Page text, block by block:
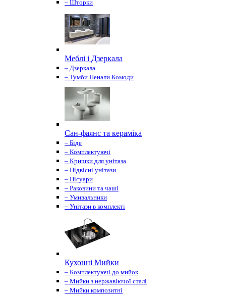
– Шторки
Меблі і Дзеркала
– Дзеркала
– Тумби Пенали Комоди
Сан-фаянс та кераміка
– Біде
– Комплектуючі
– Кришки для унітаза
– Підвісні унітази
– Пісуари
– Раковини та чаші
– Умивальники
– Унітази в комплекті
Кухонні Мийки
– Комплектуючі до мийок
– Мийки з нержавіючої сталі
– Мийки композитні